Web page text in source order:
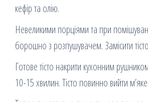
кефір та олію.
Невеликими порціями та при
борошно з розпушувачем. Замісити
Готове тісто накрити кухонним
10-15 хвилин. Тісто повинно вийти